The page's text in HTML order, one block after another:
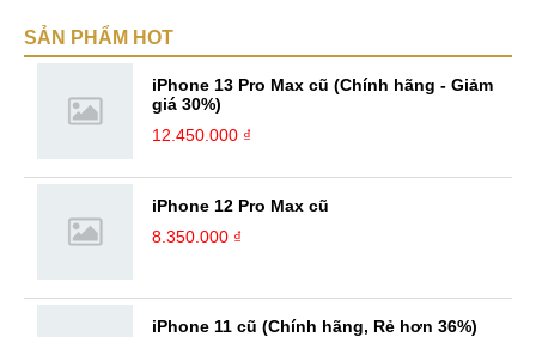
bản thân Đỗ Đức Sang, viết chính là gửi gắm lại những cảm xúc, cảm
SẢN PHẨM HOT
iPhone 13 Pro Max cũ (Chính hãng - Giảm
giá 30%)
12.450.000 ₫
iPhone 12 Pro Max cũ
8.350.000 ₫
iPhone 11 cũ (Chính hãng, Rẻ hơn 36%)